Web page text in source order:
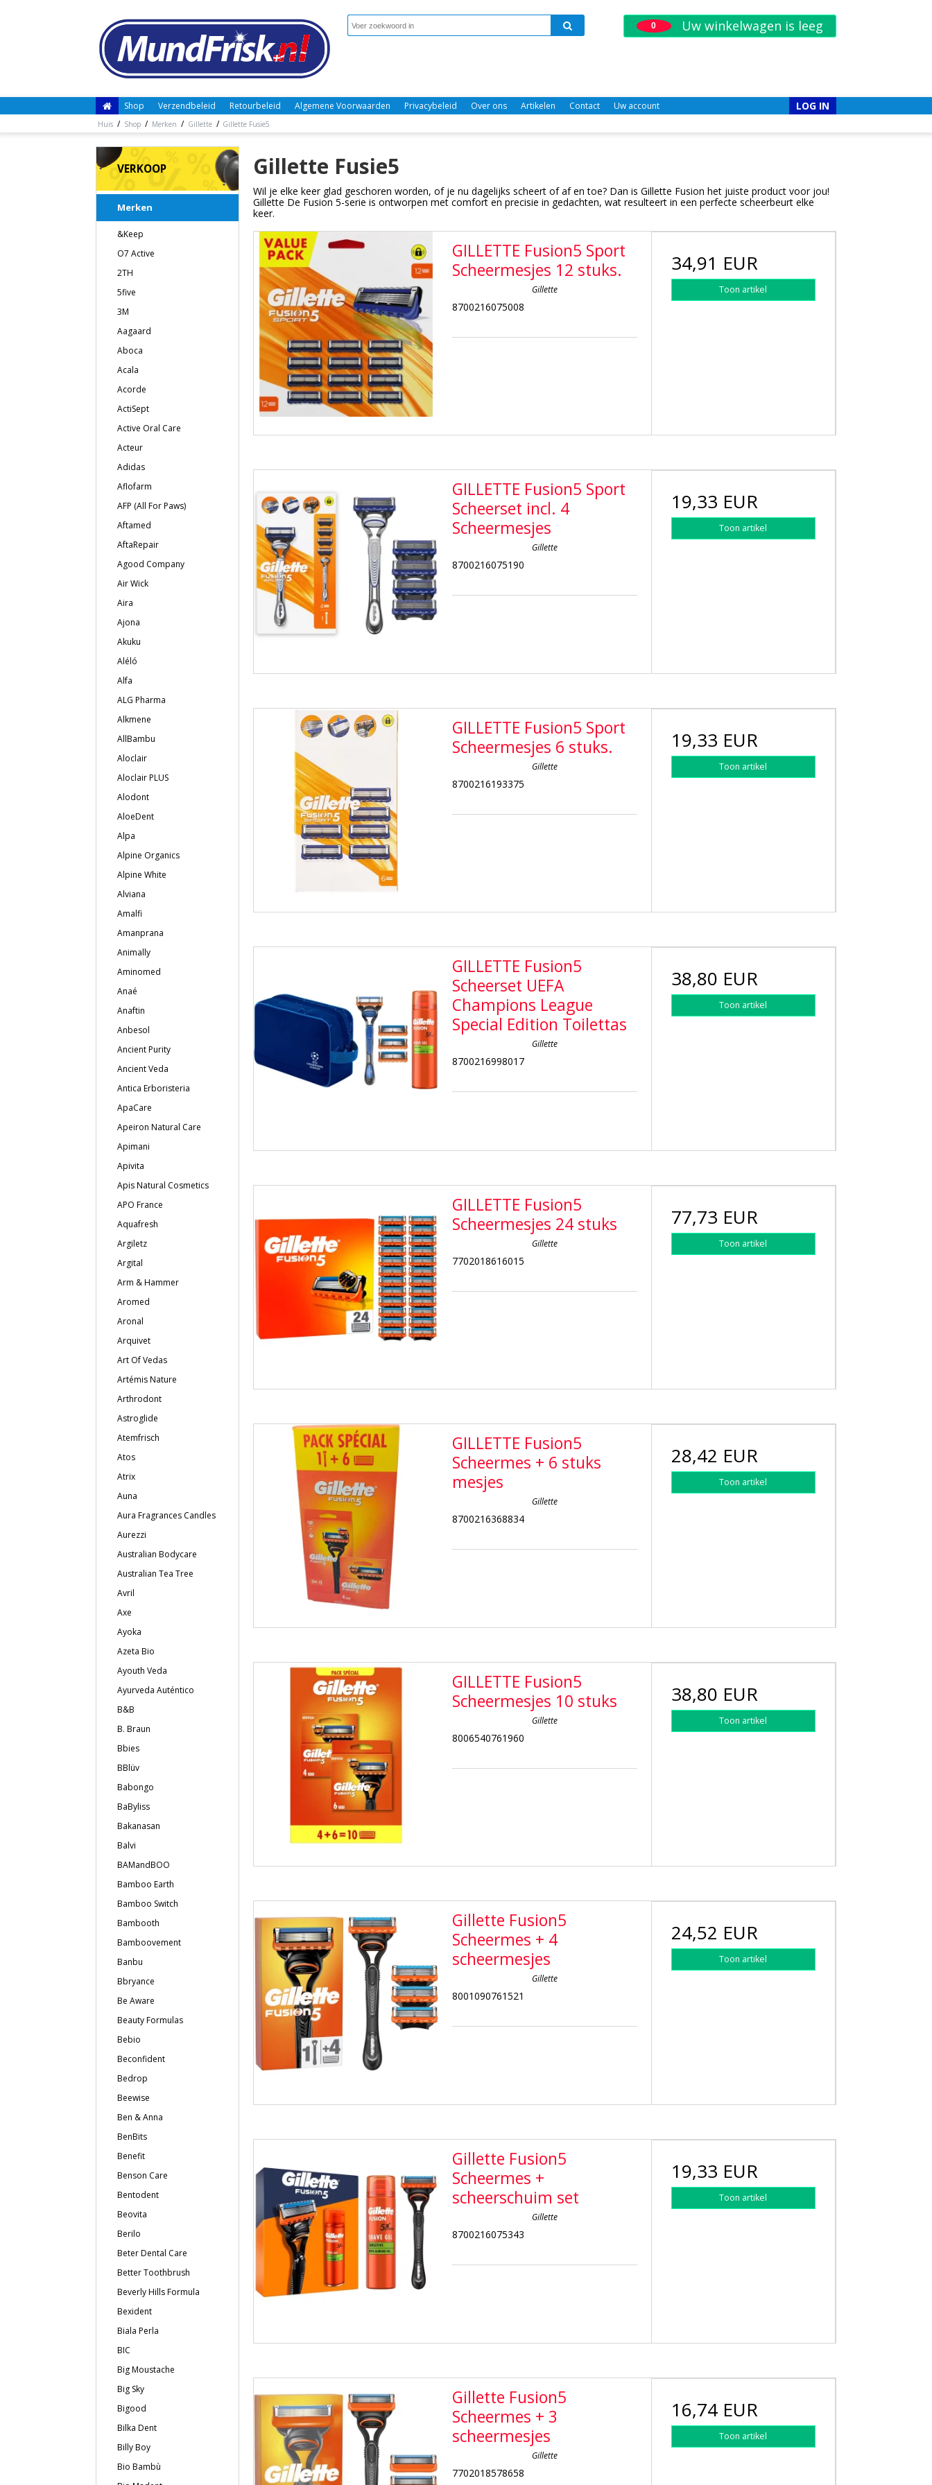
0 Uw winkelwagen is leeg
Shop Verzendbeleid Retourbeleid Algemene Voorwaarden Privacybeleid Over ons Artikelen Contact Uw account LOG IN
Huis / Shop / Merken / Gillette / Gillette Fusie5
VERKOOP
Merken
&Keep
O7 Active
2TH
5five
3M
Aagaard
Aboca
Acala
Acorde
ActiSept
Active Oral Care
Acteur
Adidas
Aflofarm
AFP (All For Paws)
Aftamed
AftaRepair
Agood Company
Air Wick
Aira
Ajona
Akuku
Aléló
Alfa
ALG Pharma
Alkmene
AllBambu
Aloclair
Aloclair PLUS
Alodont
AloeDent
Alpa
Alpine Organics
Alpine White
Alviana
Amalfi
Amanprana
Animally
Aminomed
Anaé
Anaftin
Anbesol
Ancient Purity
Ancient Veda
Antica Erboristeria
ApaCare
Apeiron Natural Care
Apimani
Apivita
Apis Natural Cosmetics
APO France
Aquafresh
Argiletz
Argital
Arm & Hammer
Aromed
Aronal
Arquivet
Art Of Vedas
Artémis Nature
Arthrodont
Astroglide
Atemfrisch
Atos
Atrix
Auna
Aura Fragrances Candles
Aurezzi
Australian Bodycare
Australian Tea Tree
Avril
Axe
Ayoka
Azeta Bio
Ayouth Veda
Ayurveda Auténtico
B&B
B. Braun
Bbies
BBlüv
Babongo
BaByliss
Bakanasan
Balvi
BAMandBOO
Bamboo Earth
Bamboo Switch
Bambooth
Bamboovement
Banbu
Bbryance
Be Aware
Beauty Formulas
Bebio
Beconfident
Bedrop
Beewise
Ben & Anna
BenBits
Benefit
Benson Care
Bentodent
Beovita
Berilo
Beter Dental Care
Better Toothbrush
Beverly Hills Formula
Bexident
Biala Perla
BIC
Big Moustache
Big Sky
Bigood
Bilka Dent
Billy Boy
Bio Bambù
Gillette Fusie5
Wil je elke keer glad geschoren worden, of je nu dagelijks scheert of af en toe? Dan is Gillette Fusion het juiste product voor jou!
Gillette De Fusion 5-serie is ontworpen met comfort en precisie in gedachten, wat resulteert in een perfecte scheerbeurt elke
keer.
GILLETTE Fusion5 Sport
Scheermesjes 12 stuks.
Gillette
8700216075008
34,91 EUR
Toon artikel
GILLETTE Fusion5 Sport
Scheerset incl. 4
Scheermesjes
Gillette
8700216075190
19,33 EUR
Toon artikel
GILLETTE Fusion5 Sport
Scheermesjes 6 stuks.
Gillette
8700216193375
19,33 EUR
Toon artikel
GILLETTE Fusion5
Scheerset UEFA
Champions League
Special Edition Toilettas
Gillette
8700216998017
38,80 EUR
Toon artikel
GILLETTE Fusion5
Scheermesjes 24 stuks
Gillette
7702018616015
77,73 EUR
Toon artikel
GILLETTE Fusion5
Scheermes + 6 stuks
mesjes
Gillette
8700216368834
28,42 EUR
Toon artikel
GILLETTE Fusion5
Scheermesjes 10 stuks
Gillette
8006540761960
38,80 EUR
Toon artikel
Gillette Fusion5
Scheermes + 4
scheermesjes
Gillette
8001090761521
24,52 EUR
Toon artikel
Gillette Fusion5
Scheermes +
scheerschuim set
Gillette
8700216075343
19,33 EUR
Toon artikel
Gillette Fusion5
Scheermes + 3
scheermesjes
Gillette
7702018578658
16,74 EUR
Toon artikel